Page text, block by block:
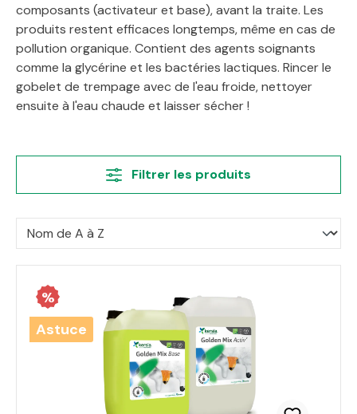
composants (activateur et base), avant la traite. Les
produits restent efficaces longtemps, même en cas de
pollution organique. Contient des agents soignants
comme la glycérine et les bactéries lactiques. Rincer le
gobelet de trempage avec de l'eau froide, nettoyer
ensuite à l'eau chaude et laisser sécher !
Filtrer les produits
%
Astuce